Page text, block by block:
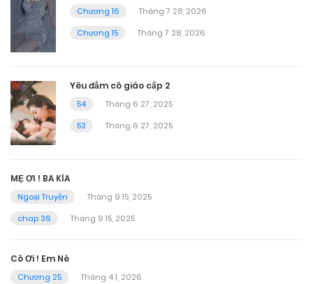
Chương 16
Tháng 7 28, 2026
Chương 15
Tháng 7 28, 2026
Yêu đắm cô giáo cấp 2
54
Tháng 6 27, 2025
53
Tháng 6 27, 2025
MẸ ƠI ! BA KÌA
Ngoại Truyện
Tháng 9 15, 2025
chap 36
Tháng 9 15, 2025
Cô Ơi ! Em Nè
Chương 25
Tháng 4 1, 2026